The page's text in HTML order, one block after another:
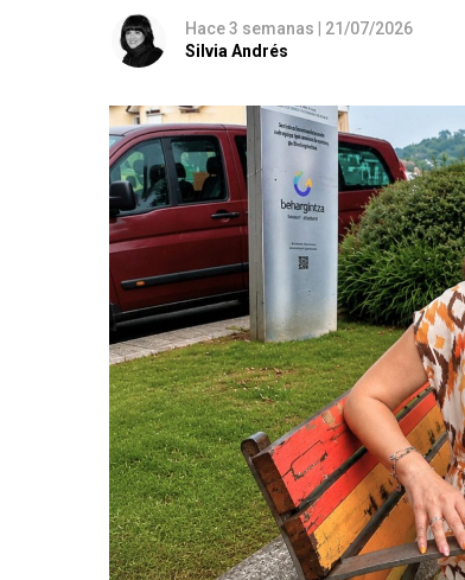
Hace 3 semanas | 21/07/2026
Silvia Andrés